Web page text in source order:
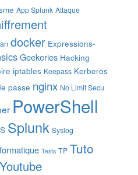
App Splunk Attaque
docker Expressions-
Geekeries Hacking
iptables Keepass Kerberos
passe nginx No Limit Secu
PowerShell
Splunk Syslog
Tests TP Tuto
Youtube